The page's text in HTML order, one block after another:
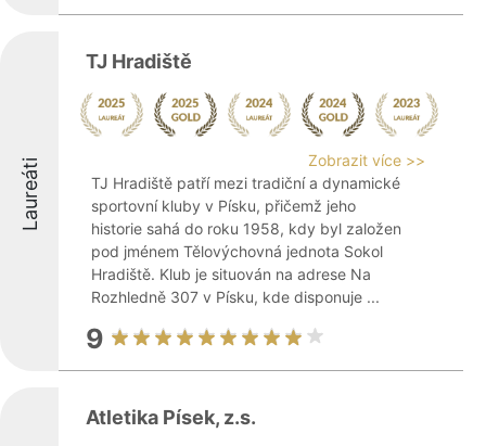
Laureáti
TJ Hradiště
Zobrazit více >>
TJ Hradiště patří mezi tradiční a dynamické
sportovní kluby v Písku, přičemž jeho
historie sahá do roku 1958, kdy byl založen
pod jménem Tělovýchovná jednota Sokol
Hradiště. Klub je situován na adrese Na
Rozhledně 307 v Písku, kde disponuje ...
9
Atletika Písek, z.s.